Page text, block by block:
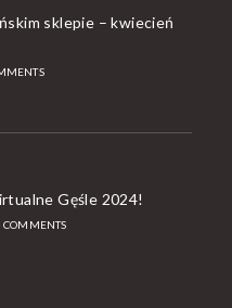
sklepie – kwiecień
Gęśle 2024!
COMMENTS